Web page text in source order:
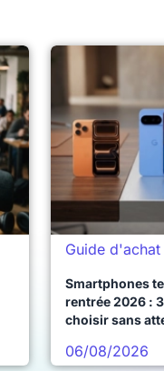
Guide d'achat
Smartphones
rentrée 2026 :
choisir sans
06/08/2026